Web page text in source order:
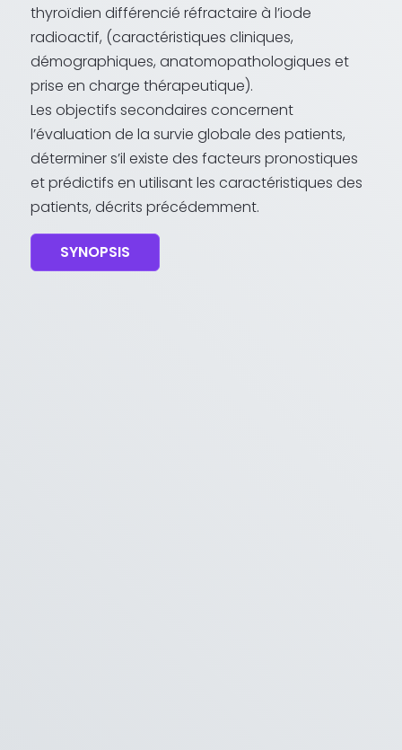
thyroïdien différencié réfractaire à l’iode
radioactif, (caractéristiques cliniques,
démographiques, anatomopathologiques et
prise en charge thérapeutique).
Les objectifs secondaires concernent
l’évaluation de la survie globale des patients,
déterminer s’il existe des facteurs pronostiques
et prédictifs en utilisant les caractéristiques des
patients, décrits précédemment.
SYNOPSIS